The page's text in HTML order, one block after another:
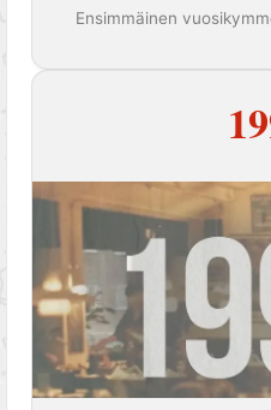
Ensimmäinen